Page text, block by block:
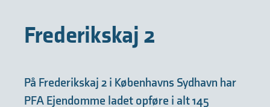
Frederikskaj 2
På Frederikskaj 2 i Københavns Sydhavn har
PFA Ejendomme ladet opføre i alt 145